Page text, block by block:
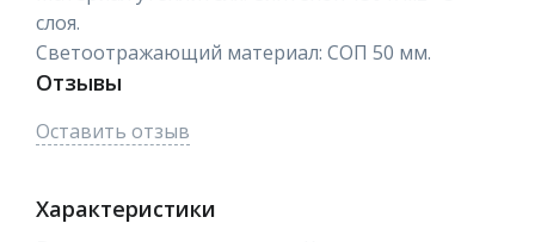
слоя.
Светоотражающий материал: СОП 50 мм.
Отзывы
Оставить отзыв
Характеристики